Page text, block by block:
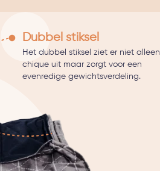
Dubbel stiksel
Het dubbel stiksel ziet er niet alleen
chique uit maar zorgt voor een
evenredige gewichtsverdeling.